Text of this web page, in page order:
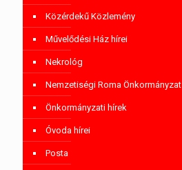
Közérdekű Közlemény
Művelődési Ház hírei
Nekrológ
Nemzetiségi Roma Önkormányzat
Önkormányzati hírek
Óvoda hírei
Posta